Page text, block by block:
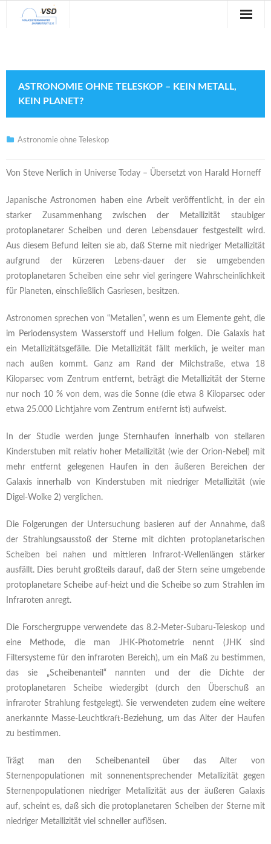
Veranstaltungen
Verein
ASTRONOMIE OHNE TELESKOP – KEIN METALL,
KEIN PLANET?
Astronomie ohne Teleskop
Von Steve Nerlich in Universe Today – Übersetzt von Harald Horneff
Japanische Astronomen haben eine Arbeit veröffentlicht, in der ein
starker Zusammenhang zwischen der Metallizität staubiger
protoplanetarer Scheiben und deren Lebensdauer festgestellt wird.
Aus diesem Befund leiten sie ab, daß Sterne mit niedriger Metallizität
aufgrund der kürzeren Lebens-dauer der sie umgebenden
protoplanetaren Scheiben eine sehr viel geringere Wahrscheinlichkeit
für Planeten, einschließlich Gasriesen, besitzen.
Astronomen sprechen von “Metallen”, wenn es um Elemente geht, die
im Periodensystem Wasserstoff und Helium folgen. Die Galaxis hat
ein Metallizitätsgefälle. Die Metallizität fällt merklich, je weiter man
nach außen kommt. Ganz am Rand der Milchstraße, etwa 18
Kiloparsec vom Zentrum entfernt, beträgt die Metallizität der Sterne
nur noch 10 % von dem, was die Sonne (die etwa 8 Kiloparsec oder
etwa 25.000 Lichtjahre vom Zentrum entfernt ist) aufweist.
In der Studie werden junge Sternhaufen innerhalb von stellaren
Kinderstuben mit relativ hoher Metallizität (wie der Orion-Nebel) mit
mehr entfernt gelegenen Haufen in den äußeren Bereichen der
Galaxis innerhalb von Kinderstuben mit niedriger Metallizität (wie
Digel-Wolke 2) verglichen.
Die Folgerungen der Untersuchung basieren auf der Annahme, daß
der Strahlungsausstoß der Sterne mit dichten protoplanetarischen
Scheiben bei nahen und mittleren Infrarot-Wellenlängen stärker
ausfällt. Dies beruht großteils darauf, daß der Stern seine umgebende
protoplanetare Scheibe auf-heizt und die Scheibe so zum Strahlen im
Infraroten anregt.
Die Forschergruppe verwendete das 8.2-Meter-Subaru-Teleskop und
eine Methode, die man JHK-Photometrie nennt (JHK sind
Filtersysteme für den infraroten Bereich), um ein Maß zu bestimmen,
das sie „Scheibenanteil“ nannten und der die Dichte der
protoplanetaren Scheibe wiedergibt (durch den Überschuß an
infraroter Strahlung festgelegt). Sie verwendeten zudem eine weitere
anerkannte Masse-Leuchtkraft-Beziehung, um das Alter der Haufen
zu bestimmen.
Trägt man den Scheibenanteil über das Alter von
Sternenpopulationen mit sonnenentsprechender Metallizität gegen
Sternenpopulationen niedriger Metallizität aus der äußeren Galaxis
auf, scheint es, daß sich die protoplanetaren Scheiben der Sterne mit
niedriger Metallizität viel schneller auflösen.